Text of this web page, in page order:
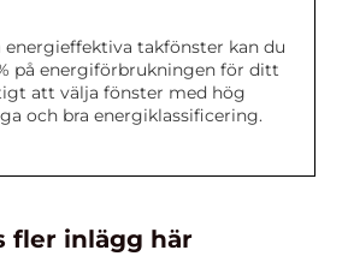
takfönster kan du
på energiförbrukningen för ditt
att välja fönster med hög
och bra energiklassificering.
fler inlägg här